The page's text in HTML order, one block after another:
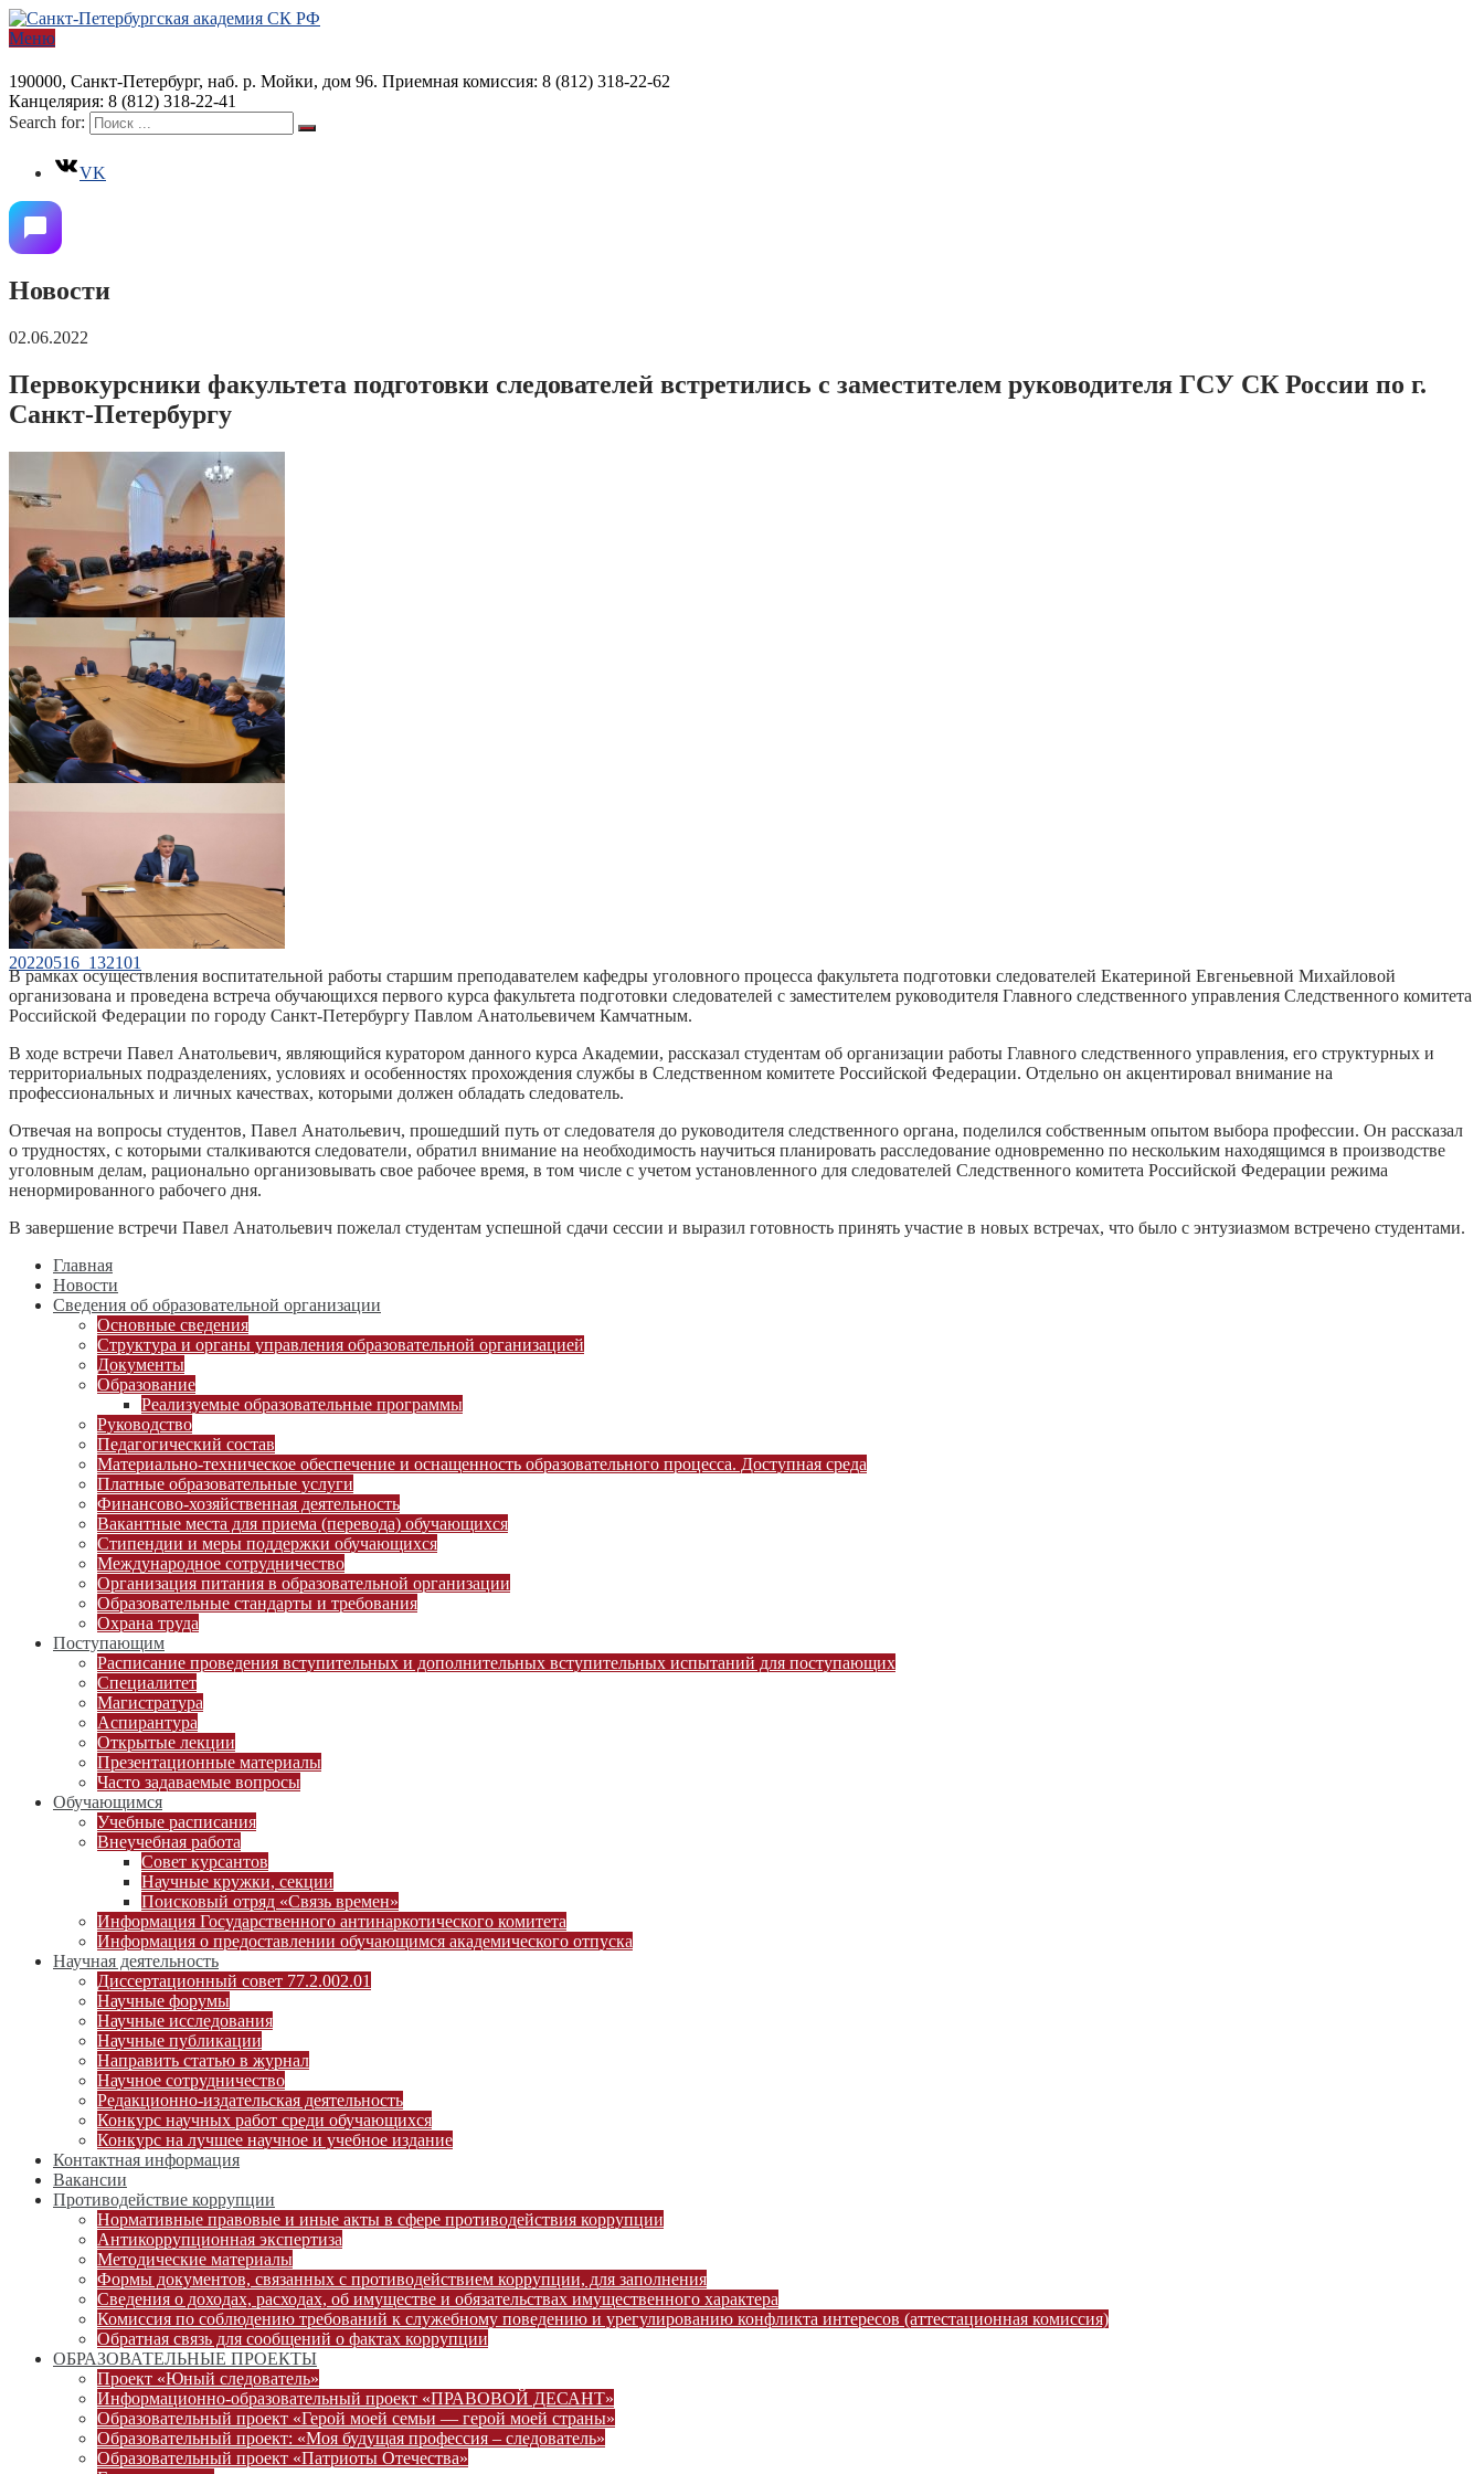
Меню
190000, Санкт-Петербург, наб. р. Мойки, дом 96. Приемная комиссия: 8 (812) 318-22-62
Канцелярия: 8 (812) 318-22-41
Search for:
VK
Новости
02.06.2022
Первокурсники факультета подготовки следователей встретились с заместителем руководителя ГСУ СК России по г.
Санкт-Петербургу
20220516_132016
20220516_132101
В рамках осуществления воспитательной работы старшим преподавателем кафедры уголовного процесса факультета подготовки следователей Екатериной Евгеньевной Михайловой
организована и проведена встреча обучающихся первого курса факультета подготовки следователей с заместителем руководителя Главного следственного управления Следственного комитета
Российской Федерации по городу Санкт-Петербургу Павлом Анатольевичем Камчатным.
В ходе встречи Павел Анатольевич, являющийся куратором данного курса Академии, рассказал студентам об организации работы Главного следственного управления, его структурных и
территориальных подразделениях, условиях и особенностях прохождения службы в Следственном комитете Российской Федерации. Отдельно он акцентировал внимание на
профессиональных и личных качествах, которыми должен обладать следователь.
Отвечая на вопросы студентов, Павел Анатольевич, прошедший путь от следователя до руководителя следственного органа, поделился собственным опытом выбора профессии. Он рассказал
о трудностях, с которыми сталкиваются следователи, обратил внимание на необходимость научиться планировать расследование одновременно по нескольким находящимся в производстве
уголовным делам, рационально организовывать свое рабочее время, в том числе с учетом установленного для следователей Следственного комитета Российской Федерации режима
ненормированного рабочего дня.
В завершение встречи Павел Анатольевич пожелал студентам успешной сдачи сессии и выразил готовность принять участие в новых встречах, что было с энтузиазмом встречено студентами.
Главная
Новости
Сведения об образовательной организации
Основные сведения
Структура и органы управления образовательной организацией
Документы
Образование
Реализуемые образовательные программы
Руководство
Педагогический состав
Материально-техническое обеспечение и оснащенность образовательного процесса. Доступная среда
Платные образовательные услуги
Финансово-хозяйственная деятельность
Вакантные места для приема (перевода) обучающихся
Стипендии и меры поддержки обучающихся
Международное сотрудничество
Организация питания в образовательной организации
Образовательные стандарты и требования
Охрана труда
Поступающим
Расписание проведения вступительных и дополнительных вступительных испытаний для поступающих
Специалитет
Магистратура
Аспирантура
Открытые лекции
Презентационные материалы
Часто задаваемые вопросы
Обучающимся
Учебные расписания
Внеучебная работа
Совет курсантов
Научные кружки, секции
Поисковый отряд «Связь времен»
Информация Государственного антинаркотического комитета
Информация о предоставлении обучающимся академического отпуска
Научная деятельность
Диссертационный совет 77.2.002.01
Научные форумы
Научные исследования
Научные публикации
Направить статью в журнал
Научное сотрудничество
Редакционно-издательская деятельность
Конкурс научных работ среди обучающихся
Конкурс на лучшее научное и учебное издание
Контактная информация
Вакансии
Противодействие коррупции
Нормативные правовые и иные акты в сфере противодействия коррупции
Антикоррупционная экспертиза
Методические материалы
Формы документов, связанных с противодействием коррупции, для заполнения
Сведения о доходах, расходах, об имуществе и обязательствах имущественного характера
Комиссия по соблюдению требований к служебному поведению и урегулированию конфликта интересов (аттестационная комиссия)
Обратная связь для сообщений о фактах коррупции
ОБРАЗОВАТЕЛЬНЫЕ ПРОЕКТЫ
Проект «Юный следователь»
Информационно-образовательный проект «ПРАВОВОЙ ДЕСАНТ»
Образовательный проект «Герой моей семьи — герой моей страны»
Образовательный проект: «Моя будущая профессия – следователь»
Образовательный проект «Патриоты Отечества»